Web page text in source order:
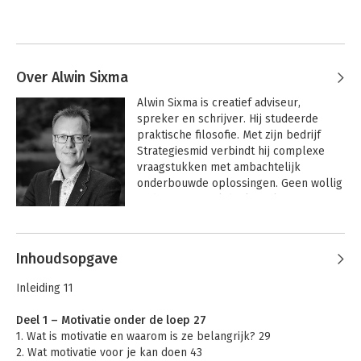
Over Alwin Sixma
Alwin Sixma is creatief adviseur,
spreker en schrijver. Hij studeerde
praktische filosofie. Met zijn bedrijf
Strategiesmid verbindt hij complexe
vraagstukken met ambachtelijk
onderbouwde oplossingen. Geen wollig
getrouwd, vader van drie kinderen en
Inhoudsopgave
Inleiding 11
Deel 1 – Motivatie onder de loep 27
1. Wat is motivatie en waarom is ze belangrijk? 29
2. Wat motivatie voor je kan doen 43